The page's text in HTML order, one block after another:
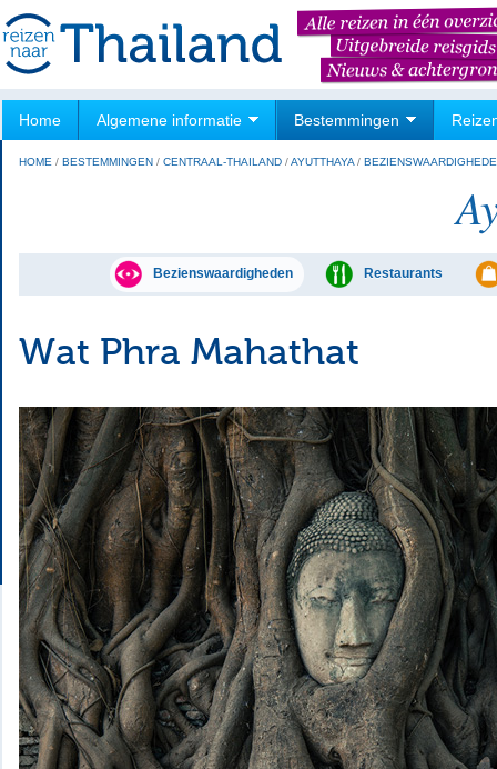
Home Algemene informatie Bestemmingen
HOME / BESTEMMINGEN / CENTRAAL-THAILAND /AYUTTHAYA /
Bezienswaardigheden Restaurants
Wat Phra Mahathat